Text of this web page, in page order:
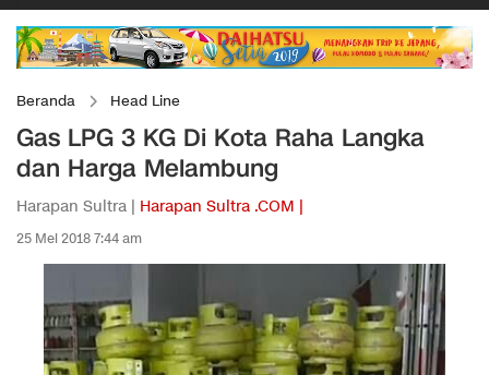
Beranda Head Line
Gas LPG 3 KG Di Kota Raha Langka
dan Harga Melambung
Harapan Sultra | Harapan Sultra .COM |
25 Mei 2018 7:44 am